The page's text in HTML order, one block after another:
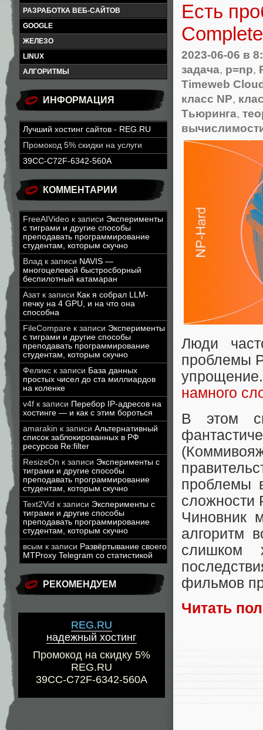
РАЗРАБОТКА ВЕБ-САЙТОВ
GOOGLE
ЖЕЛЕЗО
LINUX
АЛГОРИТМЫ
ИНФОРМАЦИЯ
Лучший хостинг сайтов - REG.RU
Промокод 5% скидки на услуги
39CC-C72F-6342-560A
КОММЕНТАРИИ
FreeAIVideo к записи Эксперименты
с тиграми и другие способы
преподавать программирование
студентам, которым скучно
Влад к записи NAVIS —
многоцелевой быстросборный
беспилотный катамаран
Азатк записи Как я собрал LLM-
печку на 4 GPU, и на что она
способна
FileCompare к записи Эксперименты
с тиграми и другие способы
преподавать программирование
студентам, которым скучно
Феликс к записи База данных
простых чисел до ста миллиардов
на коленке
v4f к записи Перебор IP-адресов на
хостинге — и как с этим бороться
amarakin к записи Альтернативный
список заблокированных в РФ
ресурсов Re:filter
ResizeOn к записи Эксперименты с
тиграми и другие способы
преподавать программирование
студентам, которым скучно
Text2Vid к записи Эксперименты с
тиграми и другие способы
преподавать программирование
студентам, которым скучно
всым к записи Развёртывание своего
MTProxy Telegram со статистикой
РЕКОМЕНДУЕМ
REG.RU
надежный хостинг
Промокод на скидку 5%
REG.RU
39CC-C72F-6342-560A
Есть
Complete
2023-06-06 в
задача, p=np,
Timeweb
класс NP,
Тьюринга,
Люди
проблемы
намного
В этом
проблемы
сложности
Чиновник
алгоритм
слишком
фильмов
Читать